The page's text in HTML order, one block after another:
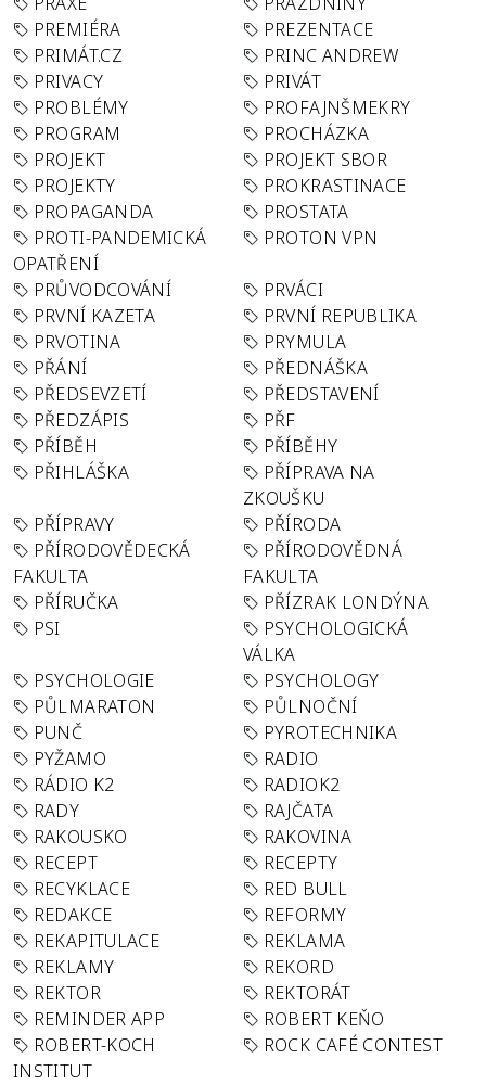
PREMIÉRA
PREZENTACE
PRIMÁT.CZ
PRINC ANDREW
PRIVACY
PRIVÁT
PROBLÉMY
PROFAJNŠMEKRY
PROGRAM
PROCHÁZKA
PROJEKT
PROJEKT SBOR
PROJEKTY
PROKRASTINACE
PROPAGANDA
PROSTATA
PROTI-PANDEMICKÁ
OPATŘENÍ
PROTON VPN
PRŮVODCOVÁNÍ
PRVÁCI
PRVNÍ KAZETA
PRVNÍ REPUBLIKA
PRVOTINA
PRYMULA
PŘÁNÍ
PŘEDNÁŠKA
PŘEDSEVZETÍ
PŘEDSTAVENÍ
PŘEDZÁPIS
PŘF
PŘÍBĚH
PŘÍBĚHY
PŘIHLÁŠKA
PŘÍPRAVA NA
ZKOUŠKU
PŘÍPRAVY
PŘÍRODA
PŘÍRODOVĚDECKÁ
FAKULTA
PŘÍRODOVĚDNÁ
FAKULTA
PŘÍRUČKA
PŘÍZRAK LONDÝNA
PSI
PSYCHOLOGICKÁ
VÁLKA
PSYCHOLOGIE
PSYCHOLOGY
PŮLMARATON
PŮLNOČNÍ
PUNČ
PYROTECHNIKA
PYŽAMO
RADIO
RÁDIO K2
RADIOK2
RADY
RAJČATA
RAKOUSKO
RAKOVINA
RECEPT
RECEPTY
RECYKLACE
RED BULL
REDAKCE
REFORMY
REKAPITULACE
REKLAMA
REKLAMY
REKORD
REKTOR
REKTORÁT
REMINDER APP
ROBERT KEŇO
ROBERT-KOCH
INSTITUT
ROCK CAFÉ CONTEST